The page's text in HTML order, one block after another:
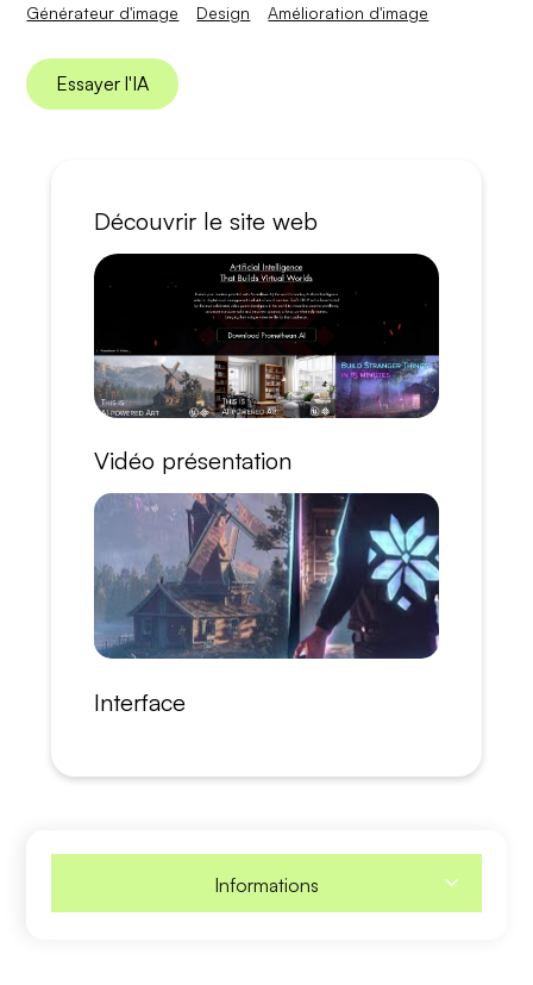
Générateur d'image
Design Amélioration d'image
Essayer l'IA
Découvrir le site web
Vidéo présentation
Interface
Informations